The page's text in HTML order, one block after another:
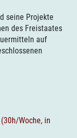
seine Projekte
des Freistaates
auf
Woche, in